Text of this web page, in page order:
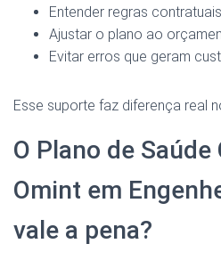
Entender regras
Ajustar o plano ao
Evitar erros que geram
Esse suporte faz diferença real
O Plano de
Omint em
vale a pena?